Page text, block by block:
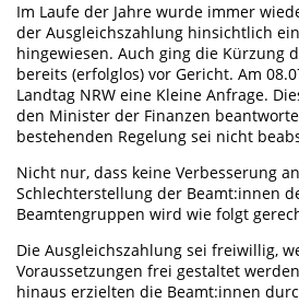
Im Laufe der Jahre wurde immer
der Ausgleichszahlung hinsichtlich
hingewiesen. Auch ging die Kürzung
bereits (erfolglos) vor Gericht. Am
Landtag NRW eine Kleine Anfrage.
den Minister der Finanzen
bestehenden Regelung sei nicht
Nicht nur, dass keine Verbesserung
Schlechterstellung der Beamt:innen
Beamtengruppen wird wie folgt
Die Ausgleichszahlung sei freiwillig,
Voraussetzungen frei gestaltet
hinaus erzielten die Beamt:innen